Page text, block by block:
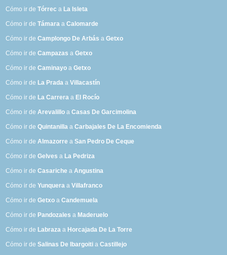
Cómo ir deTórrec a La Isleta
Cómo ir deTámara aCalomarde
Cómo ir deCamplongo De Arbás aGetxo
Cómo ir deCampazas aGetxo
Cómo ir deCaminayo aGetxo
Cómo ir de La Prada aVillacastín
Cómo ir de La Carrera a El Rocío
Cómo ir deArevalillo aCasas De Garcimolina
Cómo ir deQuintanilla aCarbajales De La Encomienda
Cómo ir deAlmazorre aSan Pedro De Ceque
Cómo ir deGelves a La Pedriza
Cómo ir deCasariche aAngustina
Cómo ir deYunquera aVillafranco
Cómo ir deGetxo aCandemuela
Cómo ir de Pandozales a Maderuelo
Cómo ir de Labraza a Horcajada De La Torre
Cómo ir deSalinas De Ibargoiti aCastillejo